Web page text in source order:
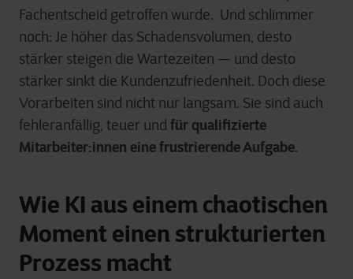
Fachentscheid getroffen wurde. Und schlimmer
noch: Je höher das Schadensvolumen, desto
stärker steigen die Wartezeiten — und desto
stärker sinkt die Kundenzufriedenheit. Doch diese
Vorarbeiten sind nicht nur langsam. Sie sind auch
fehleranfällig, teuer undfür qualifizierte
Mitarbeiter:innen eine frustrierende Aufgabe.
Wie KI aus einem chaotischen
Moment einen strukturierten
Prozess macht